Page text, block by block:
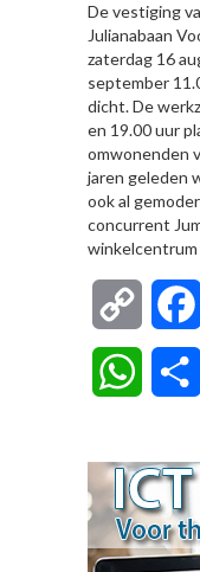
De vestiging
Julianabaan
zaterdag 16
september
dicht. De
en 19.00 uur
omwonenden
jaren geleden
ook al
concurrent
winkelcentrum
Copy
Link